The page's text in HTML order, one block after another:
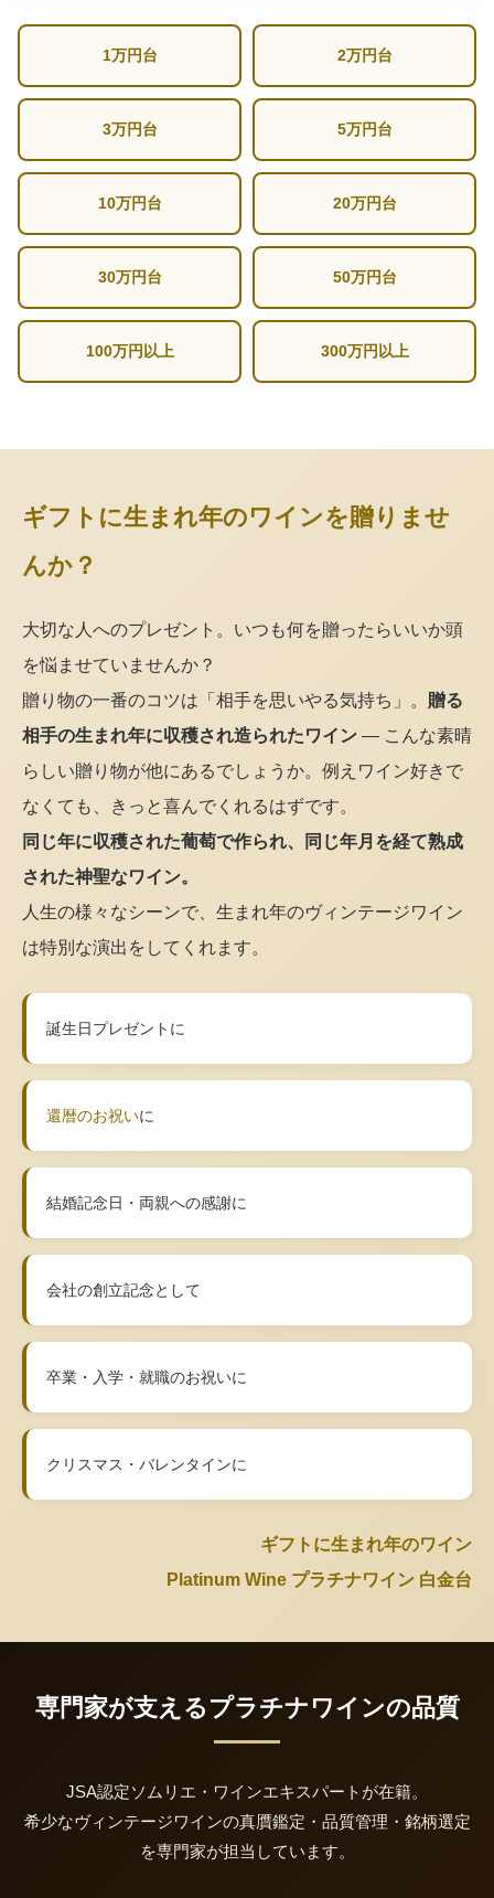
1万円台 2万円台
3万円台 5万円台
10万円台 20万円台
30万円台 50万円台
100万円以上 300万円以上
ギフトに生まれ年のワインを贈りませ
んか？
大切な人へのプレゼント。いつも何を贈ったらいいか頭
を悩ませていませんか？
贈り物の一番のコツは「相手を思いやる気持ち」。 贈る
相手の生まれ年に収穫され造られたワイン — こんな素晴
らしい贈り物が他にあるでしょうか。例えワイン好きで
なくても、きっと喜んでくれるはずです。
同じ年に収穫された葡萄で作られ、同じ年月を経て熟成
された神聖なワイン。
人生の様々なシーンで、生まれ年のヴィンテージワイン
は特別な演出をしてくれます。
誕生日プレゼントに
還暦のお祝いに
結婚記念日・両親への感謝に
会社の創立記念として
卒業・入学・就職のお祝いに
クリスマス・バレンタインに
ギフトに生まれ年のワイン
Platinum Wine プラチナワイン 白金台
専門家が支えるプラチナワインの品質
JSA認定ソムリエ・ワインエキスパートが在籍。
希少なヴィンテージワインの真贋鑑定・品質管理・銘柄選定
を専門家が担当しています。